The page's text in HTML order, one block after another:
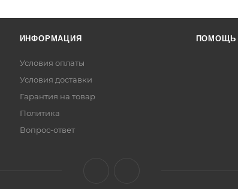
ИНФОРМАЦИЯ
Условия оплаты
Условия доставки
Гарантия на товар
Политика
Вопрос-ответ
ПОМОЩЬ